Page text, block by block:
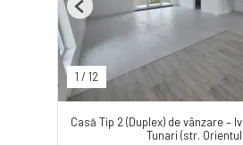
1 / 12
Previous
Casă Tip 2 (Duplex) de vânzare –
Tunari (str.